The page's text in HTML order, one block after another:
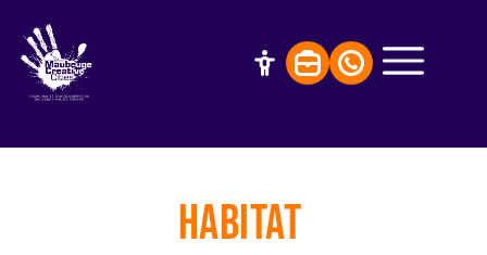
Habitat